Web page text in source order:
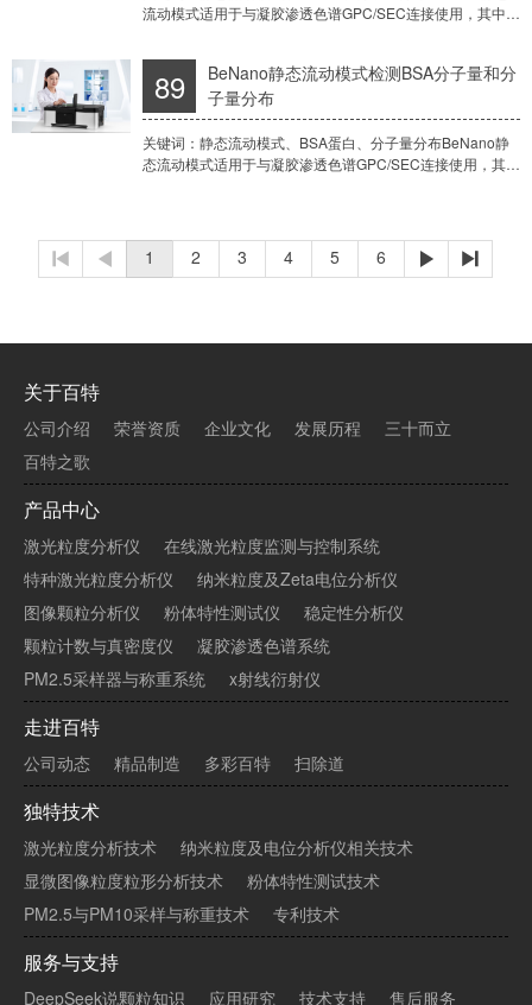
流动模式适用于与凝胶渗透色谱GPC/SEC连接使用，其中
器，它可以依据样品组分的大小将每个
89
BeNano静态流动模式检测BSA分子量和分
子量分布
关键词：静态流动模式、BSA蛋白、分子量分布BeNano静
态流动模式适用于与凝胶渗透色谱GPC/SEC连接使用，其中
  1 2 3 4 5 6  
关于百特
公司介绍 荣誉资质 企业文化 发展历程
三十而立
百特之歌
产品中心
激光粒度分析仪
在线激光粒度监测与控制系统
特种激光粒度分析仪
纳米粒度及Zeta电位分析仪
图像颗粒分析仪
粉体特性测试仪
稳定性分析仪
颗粒计数与真密度仪
凝胶渗透色谱系统
PM2.5采样器与称重系统
x射线衍射仪
走进百特
公司动态 精品制造 多彩百特 扫除道
独特技术
激光粒度分析技术
纳米粒度及电位分析仪相关技术
显微图像粒度粒形分析技术
粉体特性测试技术
PM2.5与PM10采样与称重技术
专利技术
服务与支持
DeepSeek说颗粒知识 应用研究 技术支持 售后服务